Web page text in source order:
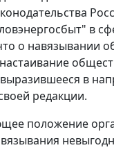
в
о навязывании
в
редакции.
положение